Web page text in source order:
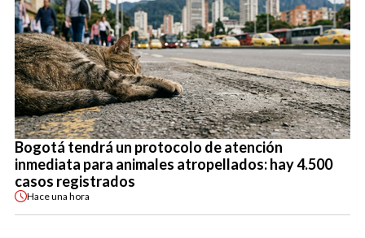
Bogotá tendrá un protocolo de atención
inmediata para animales atropellados: hay 4.500
casos registrados
Haceuna hora